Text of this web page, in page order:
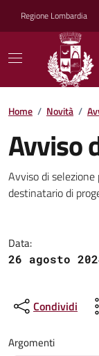
Regione Lombardia
Home / Novità /
Avviso
Dettagli
Avviso di
destinatario di
Data:
26 agosto
Condividi
Argomenti